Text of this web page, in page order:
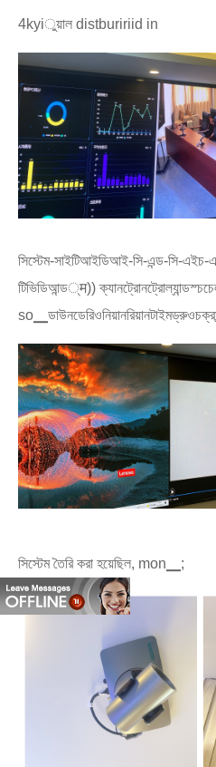
4kyiুয়াল distbuririid in
সিস্টেম-সাইটিআইডিআই-সি-এন্ড-সি-এইচ-
টিভিডিআন্ড्म))
সিস্টেম তৈরি করা হয়েছিল, mon▁;